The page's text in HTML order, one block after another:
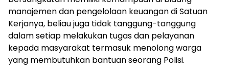
manajemen dan pengelolaan keuangan di Satuan
Kerjanya, beliau juga tidak tanggung-tanggung
dalam setiap melakukan tugas dan pelayanan
kepada masyarakat termasuk menolong warga
yang membutuhkan bantuan seorang Polisi.